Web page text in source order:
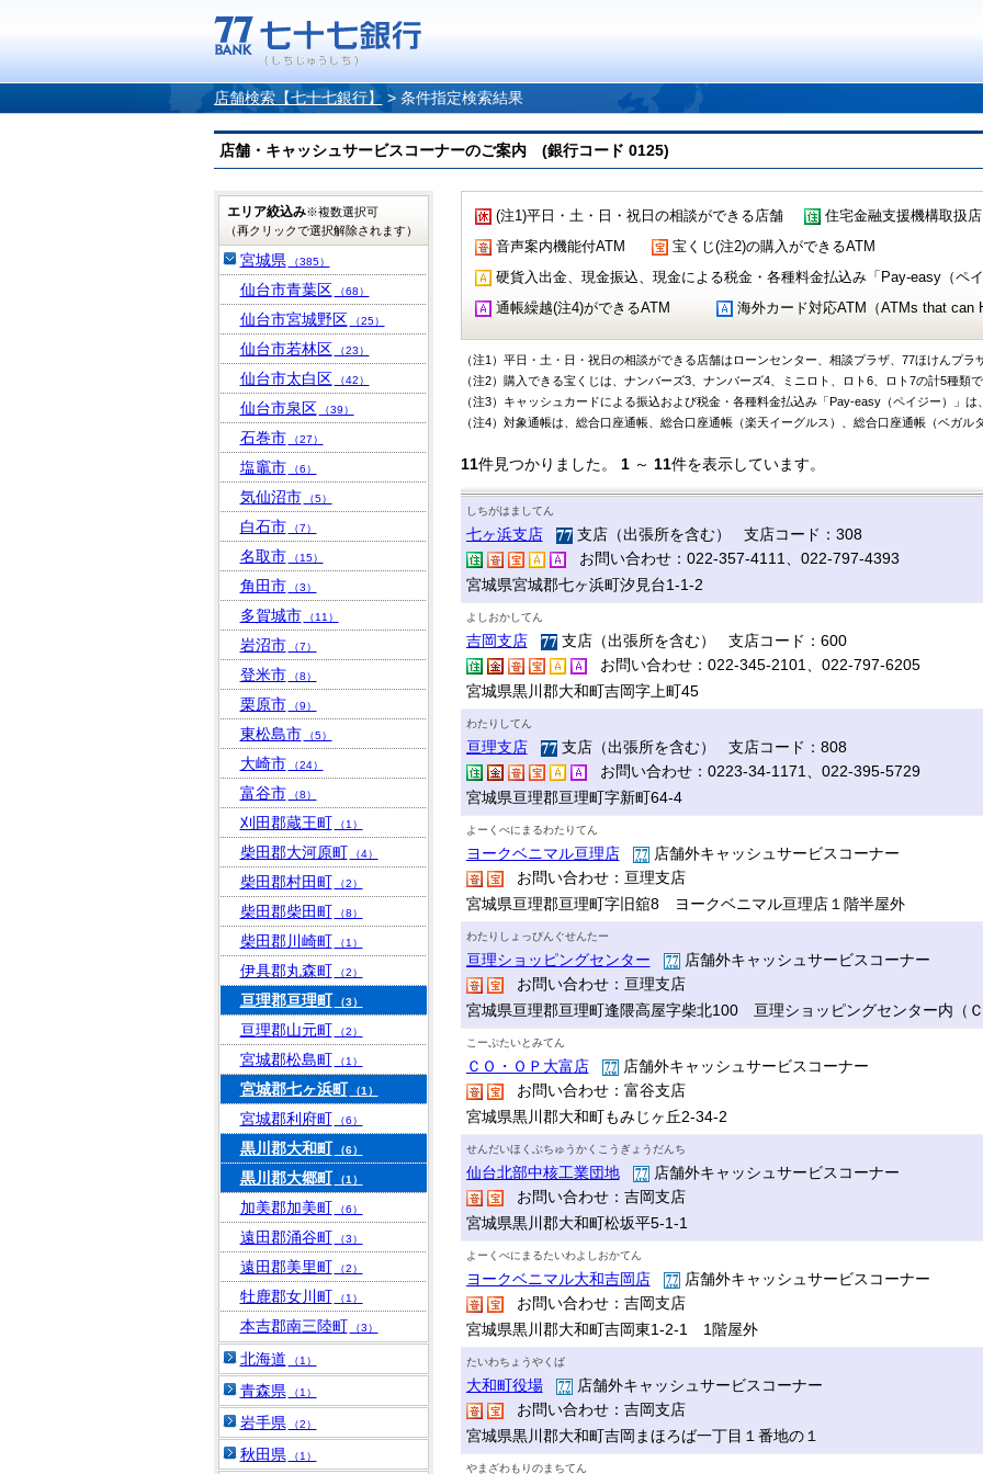
店舗検索【七十七銀行】 > 条件指定検索結果
店舗・キャッシュサービスコーナーのご案内 (銀行コード 0125)
(注1)平日・土・日・祝日の相談ができる店舗 住宅金融支援機構取扱店
音声案内機能付ATM
宝くじ(注2)の購入ができるATM
硬貨入出金、現金振込、現金による税金・各種料金払込み「Pay-easy（ペ
通帳繰越(注4)ができるATM
海外カード対応ATM（ATMs that can
（注1）平日・土・日・祝日の相談ができる店舗はローンセンター、相談プラザ、77ほけんプラ
（注2）購入できる宝くじは、ナンバーズ3、ナンバーズ4、ミニロト、ロト6、ロト7の計5種類で
（注3）キャッシュカードによる振込および税金・各種料金払込み「Pay-easy（ペイジー）」は
（注4）対象通帳は、総合口座通帳、総合口座通帳（楽天イーグルス）、総合口座通帳（ベガル
11件見つかりました。 1～ 11件を表示しています。
しちがはましてん
七ヶ浜支店
支店（出張所を含む） 支店コード：308
お問い合わせ：022-357-4111、022-797-4393
宮城県宮城郡七ヶ浜町汐見台1-1-2
よしおかしてん
吉岡支店
支店（出張所を含む） 支店コード：600
お問い合わせ：022-345-2101、022-797-6205
宮城県黒川郡大和町吉岡字上町45
わたりしてん
亘理支店
支店（出張所を含む） 支店コード：808
お問い合わせ：0223-34-1171、022-395-5729
宮城県亘理郡亘理町字新町64-4
よーくべにまるわたりてん
ヨークベニマル亘理店
店舗外キャッシュサービスコーナー
お問い合わせ：亘理支店
宮城県亘理郡亘理町字旧舘8 ヨークベニマル亘理店１階半屋外
わたりしょっぴんぐせんたー
亘理ショッピングセンター
店舗外キャッシュサービスコーナー
お問い合わせ：亘理支店
宮城県亘理郡亘理町逢隈高屋字柴北100 亘理ショッピングセンター内（Ｃ
こーぷたいとみてん
ＣＯ・ＯＰ大富店
店舗外キャッシュサービスコーナー
お問い合わせ：富谷支店
宮城県黒川郡大和町もみじヶ丘2-34-2
せんだいほくぶちゅうかくこうぎょうだんち
仙台北部中核工業団地
店舗外キャッシュサービスコーナー
お問い合わせ：吉岡支店
宮城県黒川郡大和町松坂平5-1-1
よーくべにまるたいわよしおかてん
ヨークベニマル大和吉岡店
店舗外キャッシュサービスコーナー
お問い合わせ：吉岡支店
宮城県黒川郡大和町吉岡東1-2-1 1階屋外
たいわちょうやくば
大和町役場
店舗外キャッシュサービスコーナー
お問い合わせ：吉岡支店
宮城県黒川郡大和町吉岡まほろば一丁目１番地の１
やまざわもりのまちてん
エリア絞込み※複数選択可
（再クリックで選択解除されます）
宮城県 （385）
仙台市青葉区 （68）
仙台市宮城野区 （25）
仙台市若林区 （23）
仙台市太白区 （42）
仙台市泉区 （39）
石巻市 （27）
塩竈市 （6）
気仙沼市 （5）
白石市 （7）
名取市 （15）
角田市 （3）
多賀城市 （11）
岩沼市 （7）
登米市 （8）
栗原市 （9）
東松島市 （5）
大崎市 （24）
富谷市 （8）
刈田郡蔵王町 （1）
柴田郡大河原町 （4）
柴田郡村田町 （2）
柴田郡柴田町 （8）
柴田郡川崎町 （1）
伊具郡丸森町 （2）
亘理郡亘理町 （3）
亘理郡山元町 （2）
宮城郡松島町 （1）
宮城郡七ヶ浜町 （1）
宮城郡利府町 （6）
黒川郡大和町 （6）
黒川郡大郷町 （1）
加美郡加美町 （6）
遠田郡涌谷町 （3）
遠田郡美里町 （2）
牡鹿郡女川町 （1）
本吉郡南三陸町 （3）
北海道 （1）
青森県 （1）
岩手県 （2）
秋田県 （1）